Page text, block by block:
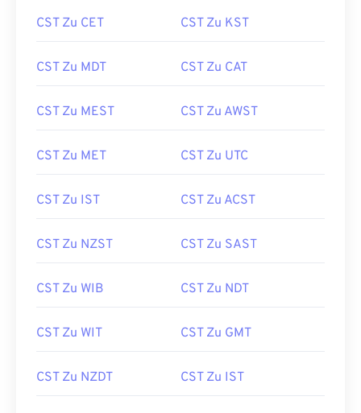
CST Zu CET CST Zu KST
CST Zu MDT CST Zu CAT
CST Zu MEST CST Zu AWST
CST Zu MET CST Zu UTC
CST Zu IST CST Zu ACST
CST Zu NZST CST Zu SAST
CST Zu WIB CST Zu NDT
CST Zu WIT CST Zu GMT
CST Zu NZDT CST Zu IST